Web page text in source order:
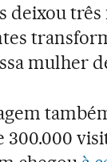
deixou três
mulher
300.000